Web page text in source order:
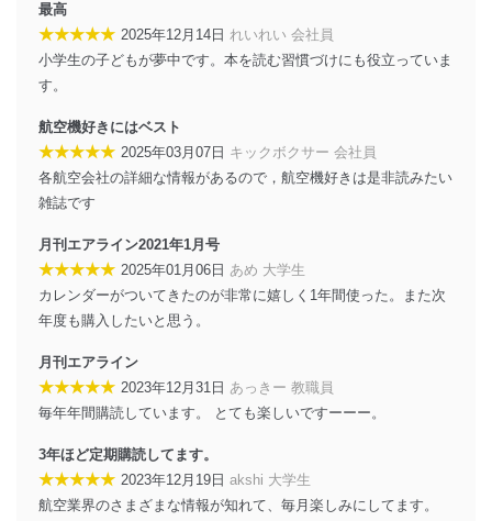
個人データを取り扱うことのできる機器及び当該
機器を取り扱う従業者を明確化し、 個人データへ
アクセス者の識別と認証
機器に標準装備されているユーザー制御機能（ユ
ーザーアカウント制御）により、個人情報データ
ベース等を取り扱う情報システムを使用する従業
外部からの不正アクセス等の防止
個人データを取り扱う機器等のオペレーティング
システムを最新の状態に保持しています。
個人データを取り扱う機器等にセキュリティ対策
ソフトウェア等を導入し、自動更新 機能等の活用
情報システムの使用に伴う漏洩等の防止
メール等により個人データの含まれるファイルを
設定しています。
個人情報保護マネジメントシステムの継続的改善
最高
★★★★★ 2025年12月14日 れいれい 会社員
小学生の子どもが夢中です。本を読む習慣づけにも役立っていま
す。
航空機好きにはベスト
★★★★★ 2025年03月07日 キックボクサー 会社員
各航空会社の詳細な情報があるので，航空機好きは是非読みたい
雑誌です
月刊エアライン2021年1月号
★★★★★ 2025年01月06日 あめ 大学生
カレンダーがついてきたのが非常に嬉しく1年間使った。また次
年度も購入したいと思う。
月刊エアライン
★★★★★ 2023年12月31日 あっきー 教職員
毎年年間購読しています。 とても楽しいですーーー。
3年ほど定期購読してます。
★★★★★ 2023年12月19日 akshi 大学生
航空業界のさまざまな情報が知れて、毎月楽しみにしてます。